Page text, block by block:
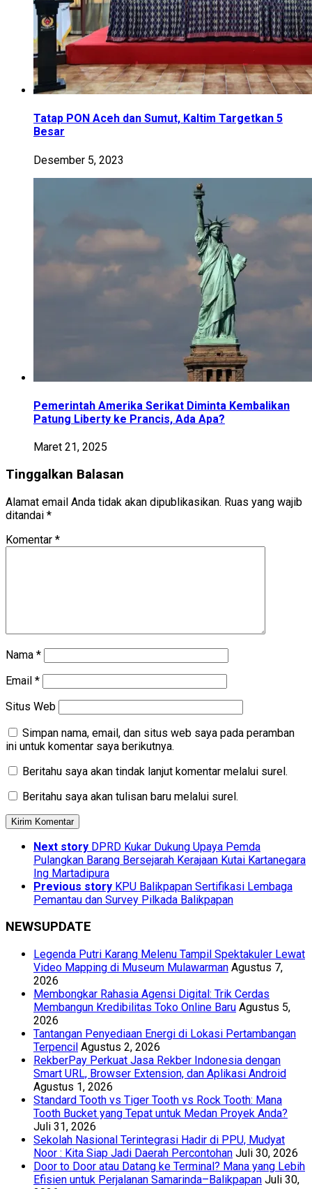
Tatap PON Aceh dan Sumut, Kaltim Targetkan 5
Besar
Desember 5, 2023
Pemerintah Amerika Serikat Diminta Kembalikan
Patung Liberty ke Prancis, Ada Apa?
Maret 21, 2025
Tinggalkan Balasan
Alamat email Anda tidak akan dipublikasikan. Ruas yang wajib
ditandai *
Komentar *
Nama *
Email *
Situs Web
Simpan nama, email, dan situs web saya pada peramban
ini untuk komentar saya berikutnya.
Beritahu saya akan tindak lanjut komentar melalui surel.
Beritahu saya akan tulisan baru melalui surel.
Next story DPRD Kukar Dukung Upaya Pemda
Pulangkan Barang Bersejarah Kerajaan Kutai Kartanegara
Ing Martadipura
Previous story KPU Balikpapan Sertifikasi Lembaga
Pemantau dan Survey Pilkada Balikpapan
NEWSUPDATE
Legenda Putri Karang Melenu Tampil Spektakuler Lewat
Video Mapping di Museum Mulawarman Agustus 7,
2026
Membongkar Rahasia Agensi Digital: Trik Cerdas
Membangun Kredibilitas Toko Online Baru Agustus 5,
2026
Tantangan Penyediaan Energi di Lokasi Pertambangan
Terpencil Agustus 2, 2026
RekberPay Perkuat Jasa Rekber Indonesia dengan
Smart URL, Browser Extension, dan Aplikasi Android
Agustus 1, 2026
Standard Tooth vs Tiger Tooth vs Rock Tooth: Mana
Tooth Bucket yang Tepat untuk Medan Proyek Anda?
Juli 31, 2026
Sekolah Nasional Terintegrasi Hadir di PPU, Mudyat
Noor : Kita Siap Jadi Daerah Percontohan Juli 30, 2026
Door to Door atau Datang ke Terminal? Mana yang Lebih
Efisien untuk Perjalanan Samarinda–Balikpapan Juli 30,